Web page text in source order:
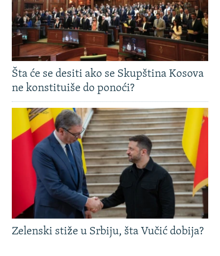
MOJA EVROPA
TRI DECENIJE OD RATA U BIH
SVE KARTE DEJTONA
NASTANAK I RASPAD JUGOSLAVIJE
Šta će se desiti ako se Skupština Kosova
ne konstituiše do ponoći?
Zelenski stiže u Srbiju, šta Vučić dobija?